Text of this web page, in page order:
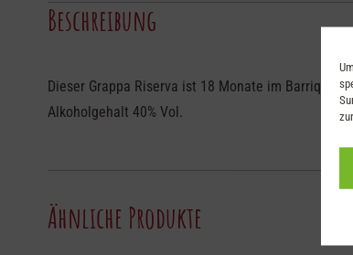
Beschreibung
Dieser Grappa Riserva ist 18 Monate im Barrique-
Alkoholgehalt 40% Vol.
Ähnliche Produkte